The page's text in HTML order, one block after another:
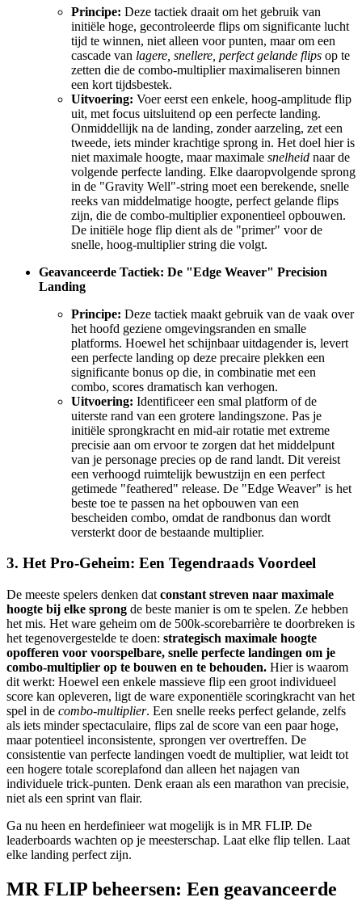
Principe: Deze tactiek draait om het gebruik van
initiële hoge, gecontroleerde flips om significante lucht
tijd te winnen, niet alleen voor punten, maar om een
cascade van lagere, snellere, perfect gelande flips op te
zetten die de combo-multiplier maximaliseren binnen
een kort tijdsbestek.
Uitvoering: Voer eerst een enkele, hoog-amplitude flip
uit, met focus uitsluitend op een perfecte landing.
Onmiddellijk na de landing, zonder aarzeling, zet een
tweede, iets minder krachtige sprong in. Het doel hier is
niet maximale hoogte, maar maximale snelheid naar de
volgende perfecte landing. Elke daaropvolgende sprong
in de "Gravity Well"-string moet een berekende, snelle
reeks van middelmatige hoogte, perfect gelande flips
zijn, die de combo-multiplier exponentieel opbouwen.
De initiële hoge flip dient als de "primer" voor de
snelle, hoog-multiplier string die volgt.
Geavanceerde Tactiek: De "Edge Weaver" Precision
Landing
Principe: Deze tactiek maakt gebruik van de vaak over
het hoofd geziene omgevingsranden en smalle
platforms. Hoewel het schijnbaar uitdagender is, levert
een perfecte landing op deze precaire plekken een
significante bonus op die, in combinatie met een
combo, scores dramatisch kan verhogen.
Uitvoering: Identificeer een smal platform of de
uiterste rand van een grotere landingszone. Pas je
initiële sprongkracht en mid-air rotatie met extreme
precisie aan om ervoor te zorgen dat het middelpunt
van je personage precies op de rand landt. Dit vereist
een verhoogd ruimtelijk bewustzijn en een perfect
getimede "feathered" release. De "Edge Weaver" is het
beste toe te passen na het opbouwen van een
bescheiden combo, omdat de randbonus dan wordt
versterkt door de bestaande multiplier.
3. Het Pro-Geheim: Een Tegendraads Voordeel
De meeste spelers denken dat constant streven naar maximale
hoogte bij elke sprong de beste manier is om te spelen. Ze hebben
het mis. Het ware geheim om de 500k-scorebarrière te doorbreken is
het tegenovergestelde te doen: strategisch maximale hoogte
opofferen voor voorspelbare, snelle perfecte landingen om je
combo-multiplier op te bouwen en te behouden. Hier is waarom
dit werkt: Hoewel een enkele massieve flip een groot individueel
score kan opleveren, ligt de ware exponentiële scoringkracht van het
spel in de combo-multiplier. Een snelle reeks perfect gelande, zelfs
als iets minder spectaculaire, flips zal de score van een paar hoge,
maar potentieel inconsistente, sprongen ver overtreffen. De
consistentie van perfecte landingen voedt de multiplier, wat leidt tot
een hogere totale scoreplafond dan alleen het najagen van
individuele trick-punten. Denk eraan als een marathon van precisie,
niet als een sprint van flair.
Ga nu heen en herdefinieer wat mogelijk is in MR FLIP. De
leaderboards wachten op je meesterschap. Laat elke flip tellen. Laat
elke landing perfect zijn.
MR FLIP beheersen: Een geavanceerde